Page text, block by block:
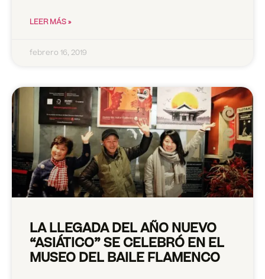
LEER MÁS »
febrero 16, 2019
LA LLEGADA DEL AÑO NUEVO
“ASIÁTICO” SE CELEBRÓ EN EL
MUSEO DEL BAILE FLAMENCO